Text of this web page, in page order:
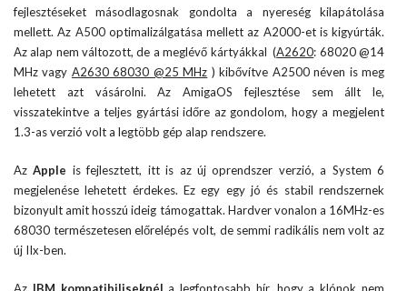
fejlesztéseket másodlagosnak gondolta a nyereség kilapátolása
mellett. Az A500 optimalizálgatása mellett az A2000-et is kigyúrták.
Az alap nem változott, de a meglévő kártyákkal (A2620: 68020 @14
MHz vagy A2630 68030 @25 MHz ) kibővítve A2500 néven is meg
lehetett azt vásárolni. Az AmigaOS fejlesztése sem állt le,
visszatekintve a teljes gyártási időre az gondolom, hogy a megjelent
1.3-as verzió volt a legtöbb gép alap rendszere.
AzApple is fejlesztett, itt is az új oprendszer verzió, a System 6
megjelenése lehetett érdekes. Ez egy egy jó és stabil rendszernek
bizonyult amit hosszú ideig támogattak. Hardver vonalon a 16MHz-es
68030 természetesen előrelépés volt, de semmi radikális nem volt az
új IIx-ben.